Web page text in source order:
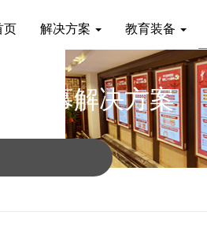
页 解决方案 教育装备
屏幕解决方案